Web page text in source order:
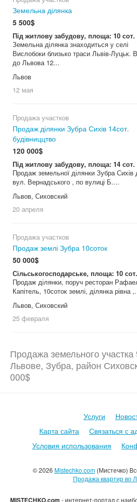
Земельна ділянка
5 500$
Під житлову забудову, площа: 10 сот.
Земельна ділянка знаходиться у селі
Вислобоки близько траси Львів-Луцьк.
до Львова 12...
Львов
12 мая
Продажа участков
Продаж ділянки Зубра Сихів 14сот.
будівниццтво
120 000$
Під житлову забудову, площа: 14 сот.
Продаж земельної ділянки Зубра Сихів
вул. Вернадського , по вулиці Б....
Львов, Сиховский
20 апреля
Продажа участков
Продаж землі Зубра 10соток
50 000$
Сільськогосподарське, площа: 10 сот.
Продаж ділянки, поруч ресторан
Капітель, 10соток землі, ділянка рівна
Львов, Сиховский
25 февраля
Продажа земельного участка
Львове, Зубра, район
000$
© 2026 Mistechko.com(Мистечко)
Продажа квартир во
Услуги
Карта сайта
Связаться с
Условия использования
- интернет-портал с